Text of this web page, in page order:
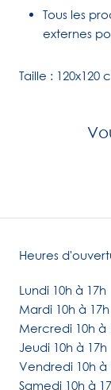
Tous les
externes
Taille : 120x120
Heures
Lundi 10h à 17h
Mardi 10h à 17h
Mercredi 10h à
Jeudi 10h à 17h
Vendredi 10h à
Samedi 10h à